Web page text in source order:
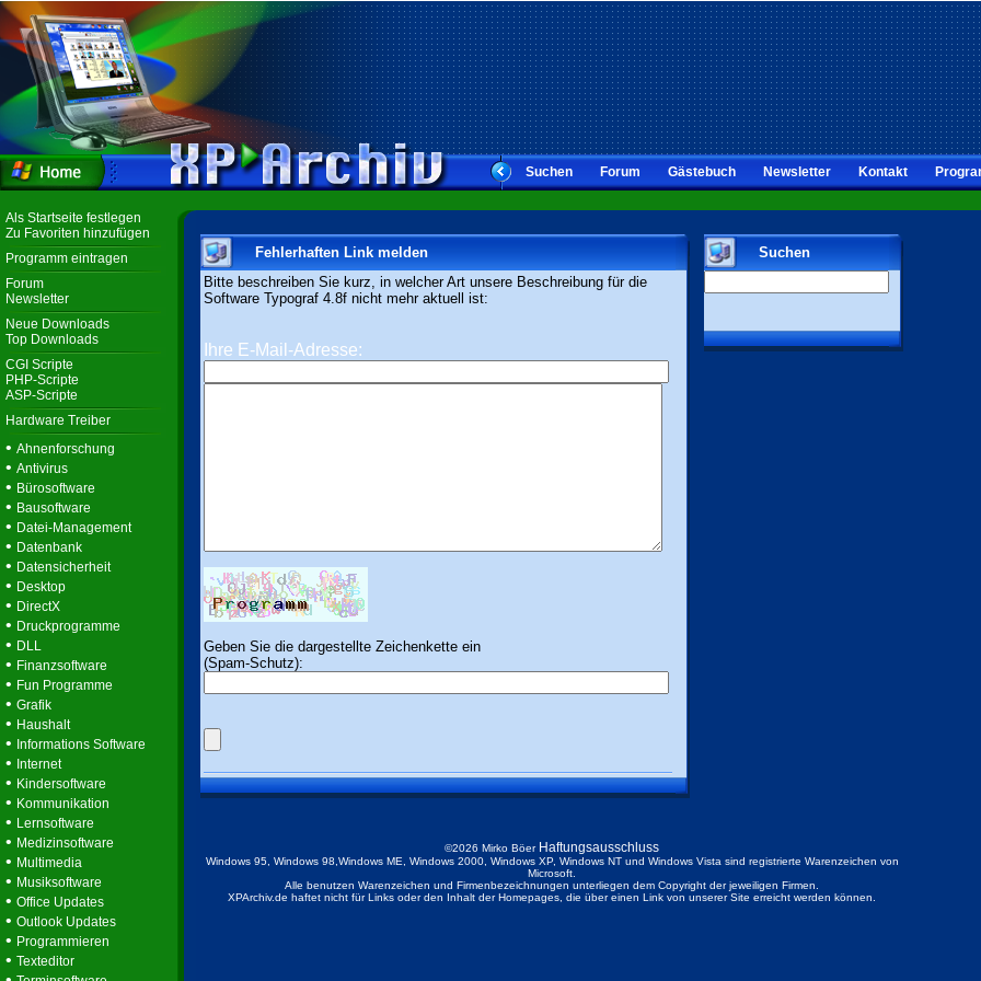
Suchen Forum Gästebuch Newsletter Kontakt
Als Startseite festlegen
Zu Favoriten hinzufügen
Programm eintragen
Forum
Newsletter
Neue Downloads
Top Downloads
CGI Scripte
PHP-Scripte
ASP-Scripte
Hardware Treiber
• Ahnenforschung
• Antivirus
• Bürosoftware
• Bausoftware
• Datei-Management
• Datenbank
• Datensicherheit
• Desktop
• DirectX
• Druckprogramme
• DLL
• Finanzsoftware
• Fun Programme
• Grafik
• Haushalt
• Informations Software
• Internet
• Kindersoftware
• Kommunikation
• Lernsoftware
• Medizinsoftware
• Multimedia
• Musiksoftware
• Office Updates
• Outlook Updates
• Programmieren
• Texteditor
Fehlerhaften Link melden
Bitte beschreiben Sie kurz, in welcher Art unsere Beschreibung für die
Software Typograf 4.8f nicht mehr aktuell ist:
Ihre E-Mail-Adresse:
Geben Sie die dargestellte Zeichenkette ein
(Spam-Schutz):
Suchen
©2026 Mirko Böer Haftungsausschluss
Windows 95, Windows 98,Windows ME, Windows 2000, Windows XP, Windows NT und Windows Vista sind registrierte Warenzeichen von
Microsoft.
Alle benutzen Warenzeichen und Firmenbezeichnungen unterliegen dem Copyright der jeweiligen Firmen.
XPArchiv.de haftet nicht für Links oder den Inhalt der Homepages, die über einen Link von unserer Site erreicht werden können.